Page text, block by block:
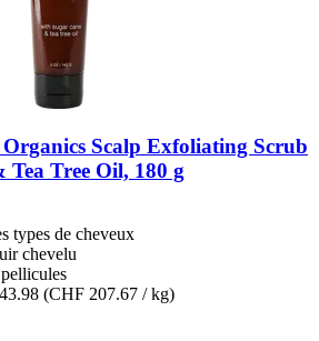
Scalp Exfoliating Scrub
Tea Tree Oil, 180 g
types de cheveux
chevelu
(CHF 207.67 / kg)